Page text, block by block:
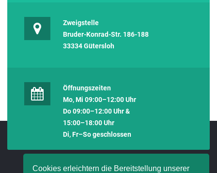
Cookies erleichtern die Bereitstellung unserer
Zweigstelle
Bruder-Konrad-Str. 186-188
33334 Gütersloh
Öffnungszeiten
Mo, Mi 09:00–12:00 Uhr
Do 09:00–12:00 Uhr &
15:00–18:00 Uhr
Di, Fr–So geschlossen